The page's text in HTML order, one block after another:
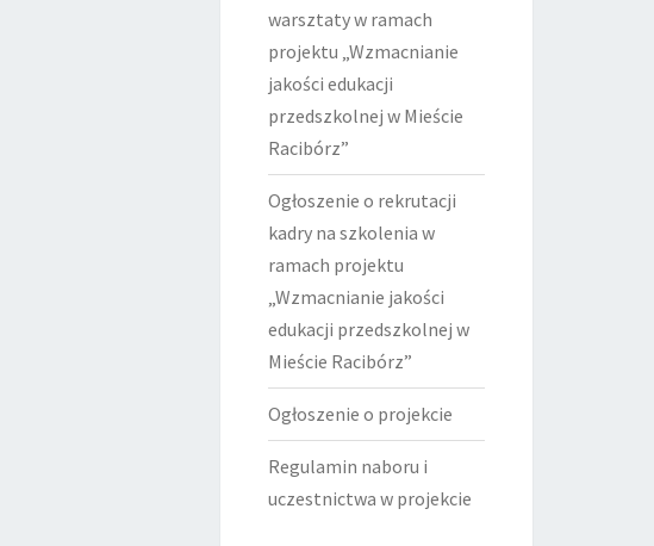
warsztaty w ramach
projektu „Wzmacnianie
jakości edukacji
przedszkolnej w Mieście
Racibórz”
Ogłoszenie o rekrutacji
kadry na szkolenia w
ramach projektu
„Wzmacnianie jakości
edukacji przedszkolnej w
Mieście Racibórz”
Ogłoszenie o projekcie
Regulamin naboru i
uczestnictwa w projekcie